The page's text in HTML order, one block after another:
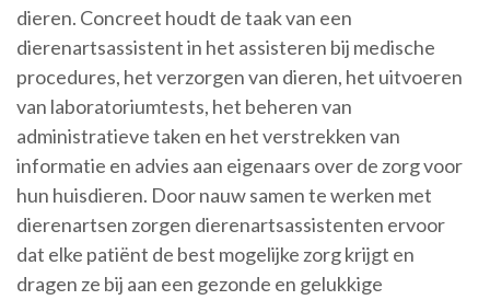
dieren. Concreet houdt de taak van een
dierenartsassistent in het assisteren bij medische
procedures, het verzorgen van dieren, het uitvoeren
van laboratoriumtests, het beheren van
administratieve taken en het verstrekken van
informatie en advies aan eigenaars over de zorg voor
hun huisdieren. Door nauw samen te werken met
dierenartsen zorgen dierenartsassistenten ervoor
dat elke patiënt de best mogelijke zorg krijgt en
dragen ze bij aan een gezonde en gelukkige